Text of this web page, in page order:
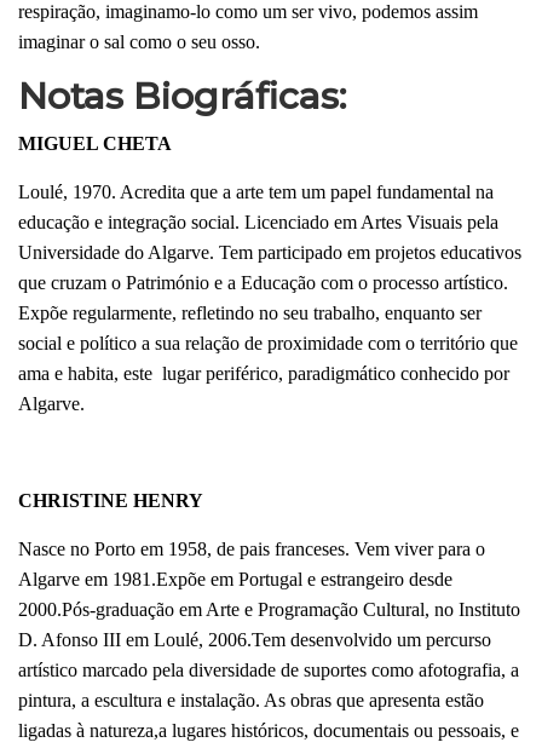
respiração, imaginamo-lo como um ser vivo, podemos assim
imaginar o sal como o seu osso.
Notas Biográficas:
MIGUEL CHETA
Loulé, 1970. Acredita que a arte tem um papel fundamental na
educação e integração social. Licenciado em Artes Visuais pela
Universidade do Algarve. Tem participado em projetos educativos
que cruzam o Património e a Educação com o processo artístico.
Expõe regularmente, refletindo no seu trabalho, enquanto ser
social e político a sua relação de proximidade com o território que
ama e habita, este lugar periférico, paradigmático conhecido por
Algarve.
CHRISTINE HENRY
Nasce no Porto em 1958, de pais franceses. Vem viver para o
Algarve em 1981.Expõe em Portugal e estrangeiro desde
2000.Pós-graduação em Arte e Programação Cultural, no Instituto
D. Afonso III em Loulé, 2006.Tem desenvolvido um percurso
artístico marcado pela diversidade de suportes como afotografia, a
pintura, a escultura e instalação. As obras que apresenta estão
ligadas à natureza,a lugares históricos, documentais ou pessoais, e